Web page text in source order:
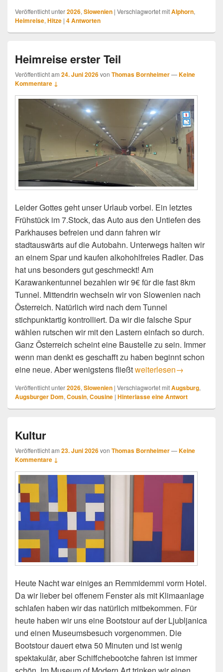
Veröffentlicht unter2026,Slowenien | Verschlagwortet mitAlphorn,
Heimreise,Hitze | 4Antworten
Heimreise erster Teil
Veröffentlicht am 24. Juni 2026von Thomas Bornheimer—Keine
Kommentare ↓
Leider Gottes geht unser Urlaub vorbei. Ein letztes
Frühstück im 7.Stock, das Auto aus den Untiefen des
Parkhauses befreien und dann fahren wir
stadtauswärts auf die Autobahn. Unterwegs halten wir
an einem Spar und kaufen alkohohlfreies Radler. Das
hat uns besonders gut geschmeckt! Am
Karawankentunnel bezahlen wir 9€ für die fast 8km
Tunnel. Mittendrin wechseln wir von Slowenien nach
Österreich. Natürlich wird nach dem Tunnel
stichpunktartig kontrolliert. Da wir die falsche Spur
wählen rutschen wir mit den Lastern einfach so durch.
Ganz Österreich scheint eine Baustelle zu sein. Immer
wenn man denkt es geschafft zu haben beginnt schon
eine neue. Aber wenigstens fließtHeimreise erster Teil
weiterlesen→
Veröffentlicht unter2026, Slowenien | Verschlagwortet mitAugsburg,
Augsburger Dom, Cousin, Cousine | Hinterlasse eine Antwort
Kultur
Veröffentlicht am 23. Juni 2026von Thomas Bornheimer—Keine
Kommentare ↓
Heute Nacht war einiges an Remmidemmi vorm Hotel.
Da wir lieber bei offenem Fenster als mit Klimaanlage
schlafen haben wir das natürlich mitbekommen. Für
heute haben wir uns eine Bootstour auf der Ljubljanica
und einen Museumsbesuch vorgenommen. Die
Bootstour dauert etwa 50 Minuten und ist wenig
spektakulär, aber Schiffchebootche fahren ist immer